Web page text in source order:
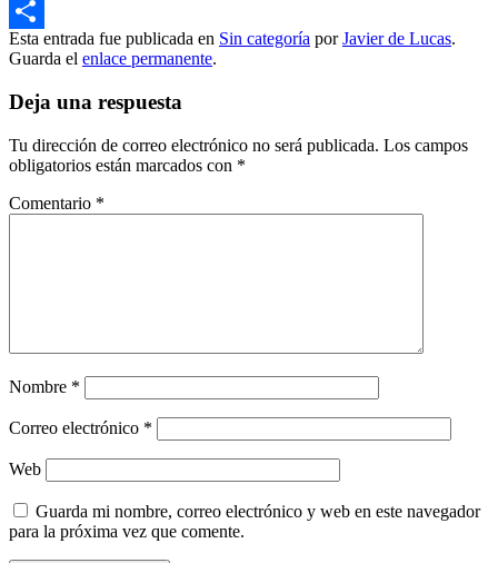
Email
Compartir
Esta entrada fue publicada en Sin categoría porJavier de Lucas.
Guarda el enlace permanente.
Deja una respuesta
Tu dirección de correo electrónico no será publicada. Los campos
obligatorios están marcados con *
Comentario *
Nombre *
Correo electrónico *
Web
Guarda mi nombre, correo electrónico y web en este navegador
para la próxima vez que comente.